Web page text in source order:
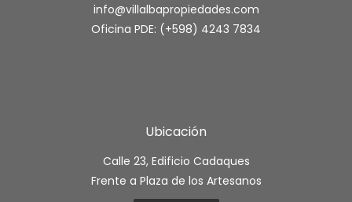
info@villalbapropiedades.com
Oficina PDE: (+598) 4243 7834
Ubicación
Calle 23, Edificio Cadaques
Frente a Plaza de los Artesanos